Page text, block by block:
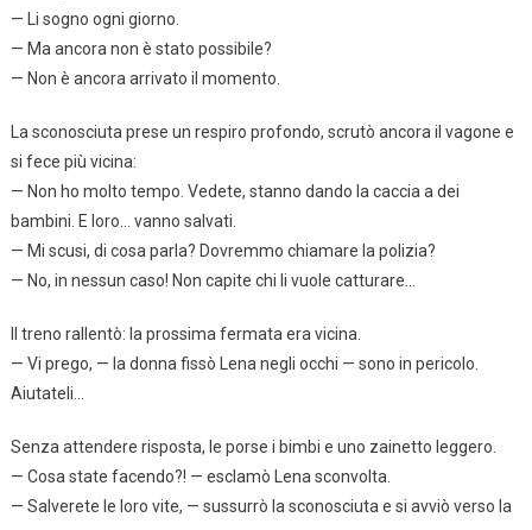
— Li sogno ogni giorno.
— Ma ancora non è stato possibile?
— Non è ancora arrivato il momento.
La sconosciuta prese un respiro profondo, scrutò ancora il vagone e
si fece più vicina:
— Non ho molto tempo. Vedete, stanno dando la caccia a dei
bambini. E loro… vanno salvati.
— Mi scusi, di cosa parla? Dovremmo chiamare la polizia?
— No, in nessun caso! Non capite chi li vuole catturare…
Il treno rallentò: la prossima fermata era vicina.
— Vi prego, — la donna fissò Lena negli occhi — sono in pericolo.
Aiutateli…
Senza attendere risposta, le porse i bimbi e uno zainetto leggero.
— Cosa state facendo?! — esclamò Lena sconvolta.
— Salverete le loro vite, — sussurrò la sconosciuta e si avviò verso la